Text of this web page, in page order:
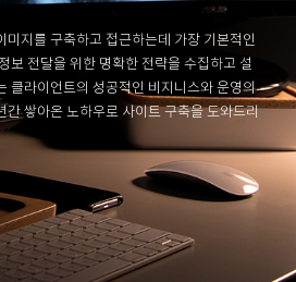
미지를 구축하고 접근하는데 가장 기본적인
보 전달을 위한 명확한 전략을 수집하고 설
클라이언트의 성공적인 비지니스와 운영의
간 쌓아온 노하우로 사이트 구축을 도와드리